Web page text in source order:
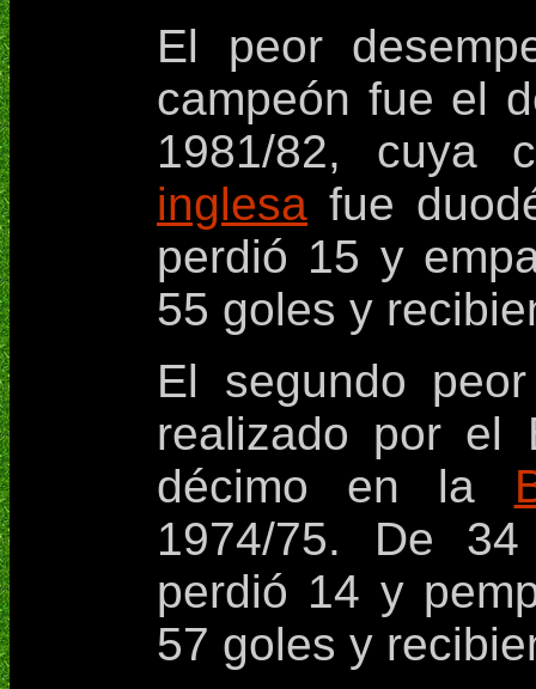
El peor
campeón fue el
1981/82, cuya
inglesa fue
perdió 15 y
55 goles y
El segundo
realizado por el
décimo en la
1974/75. De
perdió 14 y
57 goles y